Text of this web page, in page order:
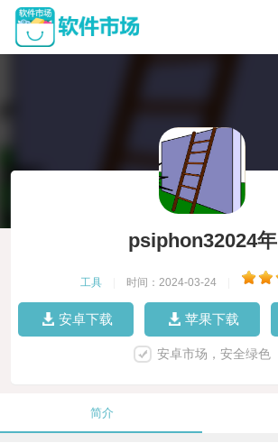
psiphon32024年
工具 时间：2024-03-24
安卓下载 苹果下载
安卓市场，安全绿色
简介